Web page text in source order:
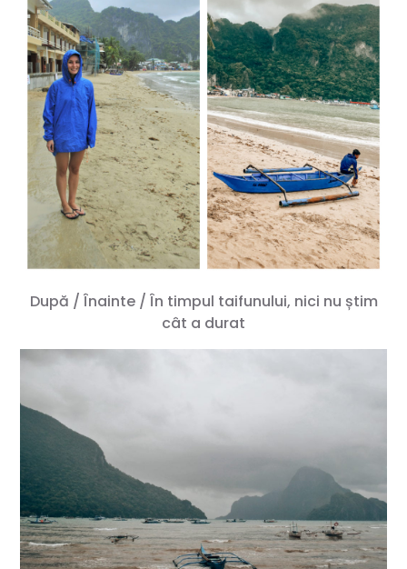
După / Înainte / În timpul taifunului, nici nu știm
cât a durat